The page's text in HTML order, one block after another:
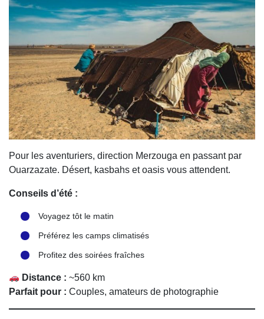
Pour les aventuriers, direction Merzouga en passant par
Ouarzazate. Désert, kasbahs et oasis vous attendent.
Conseils d’été :
Voyagez tôt le matin
Préférez les camps climatisés
Profitez des soirées fraîches
Distance : ~560 km
Parfait pour : Couples, amateurs de photographie